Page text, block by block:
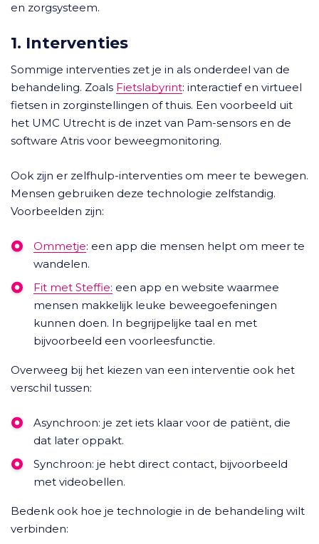
en zorgsysteem.
1. Interventies
Sommige interventies zet je in als onderdeel van de
behandeling. Zoals Fietslabyrint: interactief en virtueel
fietsen in zorginstellingen of thuis. Een voorbeeld uit
het UMC Utrecht is de inzet van Pam-sensors en de
software Atris voor beweegmonitoring.
Ook zijn er zelfhulp-interventies om meer te bewegen.
Mensen gebruiken deze technologie zelfstandig.
Voorbeelden zijn:
Ommetje: een app die mensen helpt om meer te
wandelen.
Fit met Steffie: een app en website waarmee
mensen makkelijk leuke beweegoefeningen
kunnen doen. In begrijpelijke taal en met
bijvoorbeeld een voorleesfunctie.
Overweeg bij het kiezen van een interventie ook het
verschil tussen:
Asynchroon: je zet iets klaar voor de patiënt, die
dat later oppakt.
Synchroon: je hebt direct contact, bijvoorbeeld
met videobellen.
Bedenk ook hoe je technologie in de behandeling wilt
verbinden: